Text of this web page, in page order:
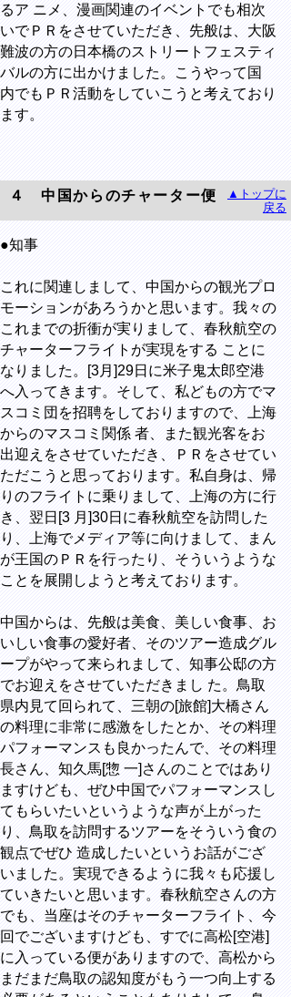
るア ニメ、漫画関連のイベントでも相次
いでＰＲをさせていただき、先般は、大阪
難波の方の日本橋のストリートフェスティ
バルの方に出かけました。こうやって国
内でもＰＲ活動をしていこうと考えており
ます。
４ 中国からのチャーター便
▲トップに
戻る
●知事
これに関連しまして、中国からの観光プロ
モーションがあろうかと思います。我々の
これまでの折衝が実りまして、春秋航空の
チャーターフライトが実現をする ことに
なりました。[3月]29日に米子鬼太郎空港
へ入ってきます。そして、私どもの方でマ
スコミ団を招聘をしておりますので、上海
からのマスコミ関係 者、また観光客をお
出迎えをさせていただき、ＰＲをさせてい
ただこうと思っております。私自身は、帰
りのフライトに乗りまして、上海の方に行
き、翌日[3 月]30日に春秋航空を訪問した
り、上海でメディア等に向けまして、まん
が王国のＰＲを行ったり、そういうような
ことを展開しようと考えております。
中国からは、先般は美食、美しい食事、お
いしい食事の愛好者、そのツアー造成グル
ープがやって来られまして、知事公邸の方
でお迎えをさせていただきまし た。鳥取
県内見て回られて、三朝の[旅館]大橋さん
の料理に非常に感激をしたとか、その料理
パフォーマンスも良かったんで、その料理
長さん、知久馬[惣 一]さんのことではあり
ますけども、ぜひ中国でパフォーマンスし
てもらいたいというような声が上がった
り、鳥取を訪問するツアーをそういう食の
観点でぜひ 造成したいというお話がござ
いました。実現できるように我々も応援し
ていきたいと思います。春秋航空さんの方
でも、当座はそのチャーターフライト、今
回でございますけども、すでに高松[空港]
に入っている便がありますので、高松から
まだまだ鳥取の認知度がもう一つ向上する